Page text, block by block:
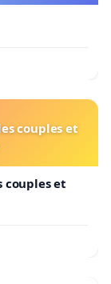
couples et
couples et